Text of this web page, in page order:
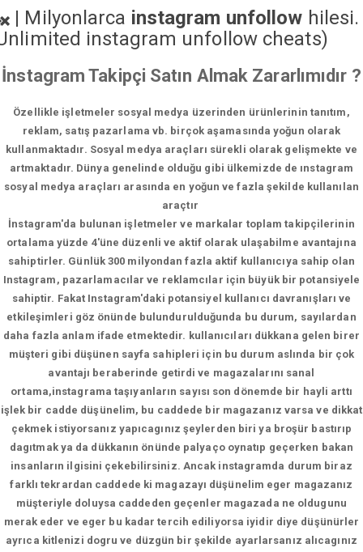
| Milyonlarca instagram unfollow hilesi.
instagram unfollow cheats)
İnstagram Takipçi Satın Almak Zararlımıdır ?
Özellikle işletmeler sosyal medya üzerinden ürünlerinin tanıtım,
reklam, satış pazarlama vb. birçok aşamasında yoğun olarak
kullanmaktadır. Sosyal medya araçları sürekli olarak gelişmekte ve
artmaktadır. Dünya genelinde olduğu gibi ülkemizde de ınstagram
sosyal medya araçları arasında en yoğun ve fazla şekilde kullanılan
araçtır
İnstagram'da bulunan işletmeler ve markalar toplam takipçilerinin
ortalama yüzde 4'üne düzenli ve aktif olarak ulaşabilme avantajına
sahiptirler. Günlük 300 milyondan fazla aktif kullanıcıya sahip olan
Instagram, pazarlamacılar ve reklamcılar için büyük bir potansiyele
sahiptir. Fakat Instagram'daki potansiyel kullanıcı davranışları ve
etkileşimleri göz önünde bulundurulduğunda bu durum, sayılardan
daha fazla anlam ifade etmektedir. kullanıcıları dükkana gelen birer
müşteri gibi düşünen sayfa sahipleri için bu durum aslında bir çok
avantajı beraberinde getirdi ve magazalarını sanal
ortama,instagrama taşıyanların sayısı son dönemde bir hayli arttı
işlek bir cadde düşünelim, bu caddede bir magazanız varsa ve dikkat
çekmek istiyorsanız yapıcagınız şeylerden biri ya broşür bastırıp
dagıtmak ya da dükkanın önünde palyaço oynatıp geçerken bakan
insanların ilgisini çekebilirsiniz. Ancak instagramda durum biraz
farklı tekrardan caddede ki magazayı düşünelim eger magazanız
müşteriyle doluysa caddeden geçenler magazada ne oldugunu
merak eder ve eger bu kadar tercih ediliyorsa iyidir diye düşünürler
ayrıca kitlenizi dogru ve düzgün bir şekilde ayarlarsanız alıcagınız